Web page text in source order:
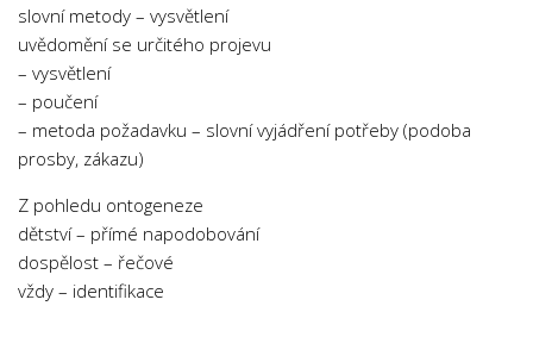
slovní metody – vysvětlení
uvědomění se určitého projevu
– vysvětlení
– poučení
– metoda požadavku – slovní vyjádření potřeby (podoba
prosby, zákazu)
Z pohledu ontogeneze
dětství – přímé napodobování
dospělost – řečové
vždy – identifikace